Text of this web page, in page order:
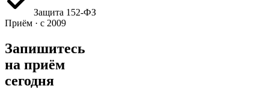
Защита 152‑ФЗ
Приём · с 2009
Запишитесь
на приём
сегодня